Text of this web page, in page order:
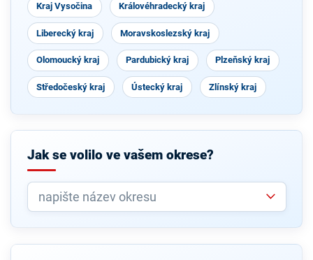
Kraj Vysočina Královéhradecký kraj
Liberecký kraj Moravskoslezský kraj
Olomoucký kraj Pardubický kraj Plzeňský kraj
Středočeský kraj Ústecký kraj Zlínský kraj
Jak se volilo ve vašem okrese?